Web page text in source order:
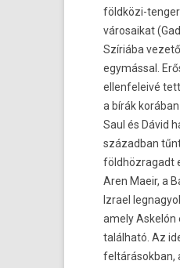
földközi-
városaikat
Szíriába
egymással.
el­lenfeleivé
a bírák
Saul és Dávid
század­ban
földhöz­ragadt
Aren Maeir, a
Iz­rael
amely Askelón
található. Az
fel­tárások­ban,